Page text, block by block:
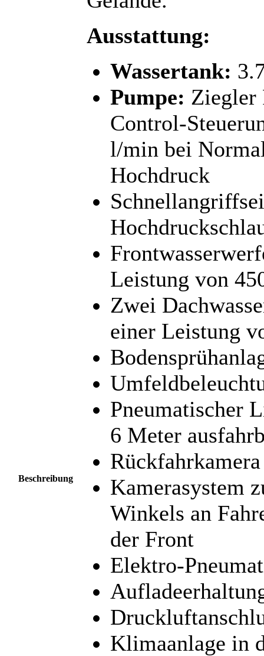
Beschreibung
Ausstattung:
Wassertank:
Pumpe: Ziegler
Control-
l/min bei
Hochdruck
Leistung von
Zwei
einer Leistung
Pneumatischer
6 Meter
Rückfahrkamera
Kamerasystem
Winkels an
der Front
Elektro-
Klimaanlage in